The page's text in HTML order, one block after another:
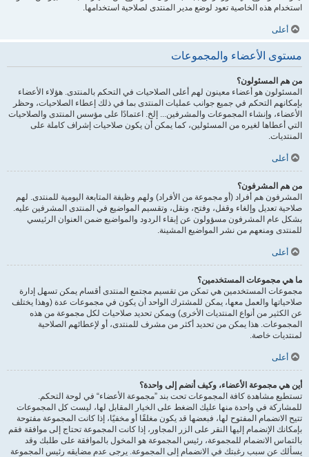
استخدام هذه الخاصية تعود لوضع مدير المنتدى لصلاحية استخدامها.
أعلى
مستوى الأعضاء والمجموعات
من هم المسئولون؟
المسئولون هو أعضاء معينون لهم أعلى الصلاحيات في التحكم بالمنتدى. هؤلاء الأعضاء
بإمكانهم التحكم في جميع جوانب عمليات المنتدى بما في ذلك إعطاء الصلاحيات، وحظر
الأعضاء، وإنشاء المجموعات والمشرفين... إلخ. اعتمادًا على مؤسس المنتدى والصلاحيات
التي أعطاها لغيره من المسئولين، كما يمكن أن يكون صلاحيات إشراف كاملة على
المنتديات.
أعلى
من هم المشرفون؟
المشرفون هم أفراد (أو مجموعة من الأفراد) ولهم وظيفة المتابعة اليومية للمنتدى. لهم
صلاحية تعديل وإلغاء وقفل، وفتح، ونقل، وتقسيم المواضيع في المنتدى المشرفين عليه.
بشكل عام المشرفون مسؤولون عن إبقاء الردود والمواضيع ضمن العنوان الرئيسي
للمنتدى ومنعهم من نشر المواضيع المشينة.
أعلى
ما هي مجموعات المستخدمين؟
مجموعات المستخدمين هي تمكن من تقسيم مجتمع المنتدى أقسام يمكن تسهل إدارة
صلاحياتها والعمل معها، يمكن للمشترك الواحد أن يكون في مجموعات عدة (وهذا يختلف
عن الكثير من أنواع المنتديات الأخرى) ويمكن تحديد صلاحيات لكل مجموعة من هذه
المجموعات. هذا يمكن من تحديد أكثر من مشرف للمنتدى، أو لإعطائهم الصلاحية
لمنتديات خاصة.
أعلى
أين هي مجموعة الأعضاء، وكيف أنضم إلى واحدة؟
تستطيع مشاهدة كافة المجموعات تحت بند ”مجموعة الأعضاء“ في لوحة التحكم.
للمشاركة في واحدة منها عليك الضغط على الخيار المقابل لها، ليست كل المجموعات
تتيح الانضمام المفتوح لها، فبعضها قد يكون مغلقًا أو مخفيًا، إذا كانت المجموعة مفتوحة
بإمكانك الإنضمام إليها النقر على الزر المجاور، إذا كانت المجموعة تحتاج إلى موافقة فقم
بالتماس الانضمام للمجموعة، رئيس المجموعة هو المخول بالموافقة على طلبك وقد
يسألك عن سبب رغبتك في الانضمام إلى المجموعة. يرجى عدم مضايقه رئيس المجموعة